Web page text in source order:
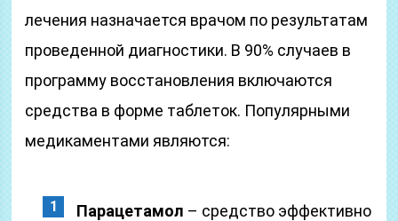
лечения назначается врачом по результатам
проведенной диагностики. В 90% случаев в
программу восстановления включаются
средства в форме таблеток. Популярными
медикаментами являются:
Парацетамол – средство эффективно